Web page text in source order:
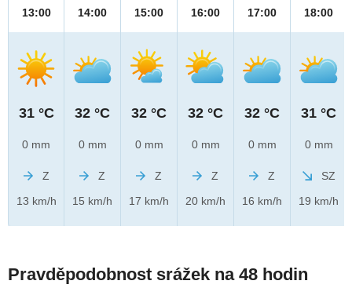
13:00
31 °C
0 mm
Z
13 km/h
14:00
32 °C
0 mm
Z
15 km/h
15:00
32 °C
0 mm
Z
17 km/h
16:00
32 °C
0 mm
Z
20 km/h
17:00
32 °C
0 mm
Z
16 km/h
18:00
31 °C
0 mm
SZ
19 km/h
Pravděpodobnost srážek na 48 hodin